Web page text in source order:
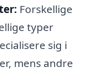
Forskellige
typer
sig i
mens andre